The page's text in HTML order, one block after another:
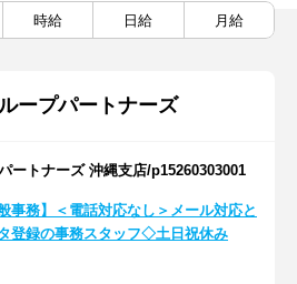
時給 日給 月給
ープパートナーズ
ートナーズ 沖縄支店/p15260303001
般事務】＜電話対応なし＞メール対応と
登録の事務スタッフ◇土日祝休み